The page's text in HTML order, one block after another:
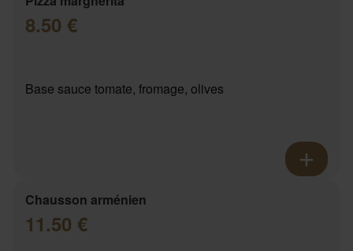
8.50 €
Base sauce tomate, fromage, olives
Chausson arménien
11.50 €